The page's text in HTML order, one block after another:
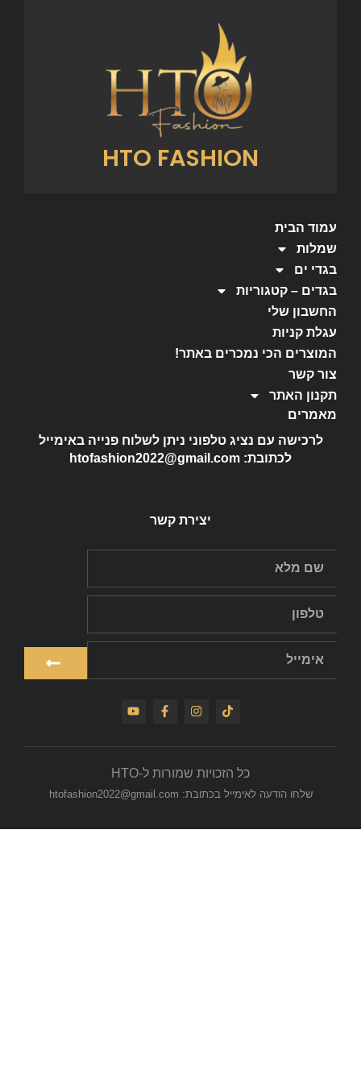
HTO FASHION
עמוד הבית
שמלות
בגדי ים
בגדים – קטגוריות
החשבון שלי
עגלת קניות
המוצרים הכי נמכרים באתר!
צור קשר
תקנון האתר
מאמרים
לרכישה עם נציג טלפוני ניתן לשלוח פנייה באימייל
לכתובת: htofashion2022@gmail.com
יצירת קשר
כל הזכויות שמורות ל-HTO
שלחו הודעה לאימייל בכתובת: htofashion2022@gmail.com